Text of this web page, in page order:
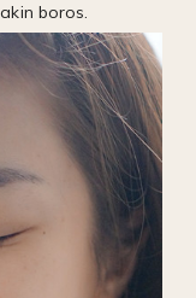
boros.